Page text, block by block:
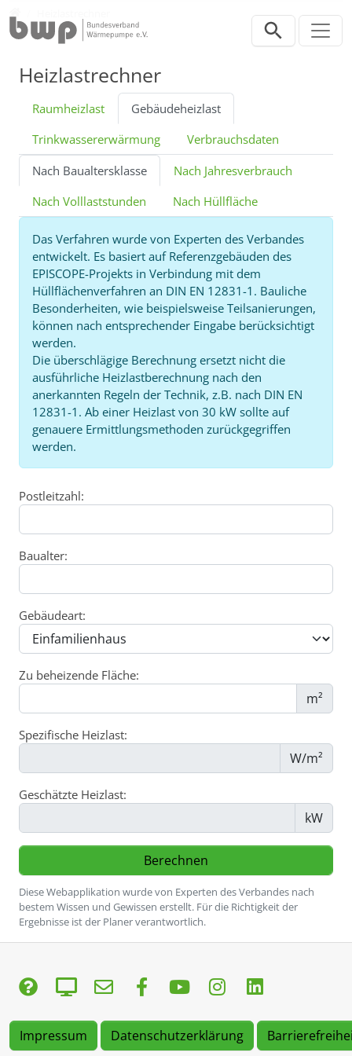
Heizlastrechner
Raumheizlast
Gebäudeheizlast
Trinkwassererwärmung
Verbrauchsdaten
Nach Baualtersklasse
Nach Jahresverbrauch
Nach Volllaststunden
Nach Hüllfläche
Das Verfahren wurde von Experten des Verbandes
entwickelt. Es basiert auf Referenzgebäuden des
EPISCOPE-Projekts in Verbindung mit dem
Hüllflächenverfahren an DIN EN 12831-1. Bauliche
Besonderheiten, wie beispielsweise Teilsanierungen,
können nach entsprechender Eingabe berücksichtigt
werden.
Die überschlägige Berechnung ersetzt nicht die
ausführliche Heizlastberechnung nach den
anerkannten Regeln der Technik, z.B. nach DIN EN
12831-1. Ab einer Heizlast von 30 kW sollte auf
genauere Ermittlungsmethoden zurückgegriffen
werden.
Postleitzahl:
Baualter:
Gebäudeart:
Zu beheizende Fläche:
m²
Spezifische Heizlast:
W/m²
Geschätzte Heizlast:
kW
Diese Webapplikation wurde von Experten des Verbandes nach
bestem Wissen und Gewissen erstellt. Für die Richtigkeit der
Ergebnisse ist der Planer verantwortlich.
Impressum Datenschutzerklärung